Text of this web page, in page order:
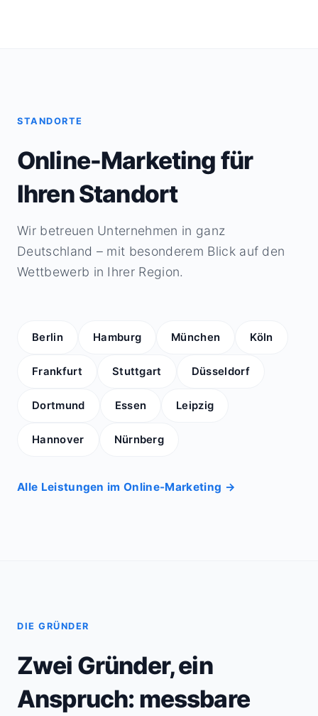
STANDORTE
Online-Marketing für
Ihren Standort
Wir betreuen Unternehmen in ganz
Deutschland – mit besonderem Blick auf den
Wettbewerb in Ihrer Region.
Berlin Hamburg München Köln
Frankfurt Stuttgart Düsseldorf
Dortmund Essen Leipzig
Hannover Nürnberg
Alle Leistungen im Online-Marketing →
DIE GRÜNDER
Zwei Gründer, ein
Anspruch: messbare